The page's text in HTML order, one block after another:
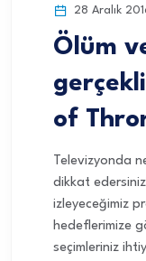
28 Aralık
Ölüm
of
Televizyonda
dikkat
izleyeceğimiz
hedeflerimize
seçimleriniz